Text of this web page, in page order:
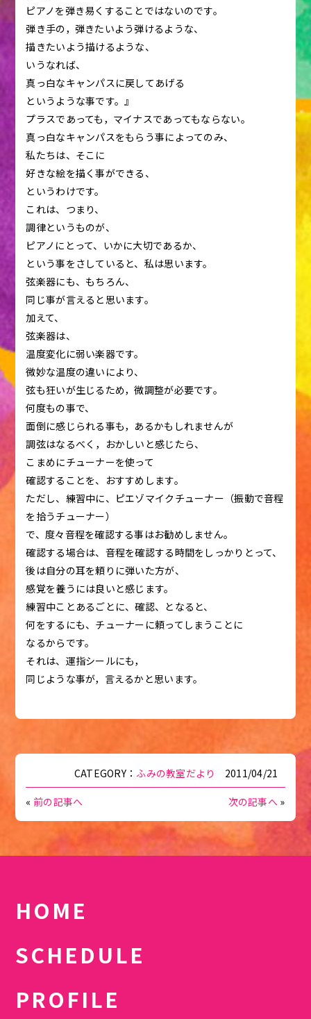
ピアノを弾き易くすることではないのです。
弾き手の，弾きたいよう弾けるような、
描きたいよう描けるような、
いうなれば、
真っ白なキャンパスに戻してあげる
というような事です。』
プラスであっても，マイナスであってもならない。
真っ白なキャンパスをもらう事によってのみ、
私たちは、そこに
好きな絵を描く事ができる、
というわけです。
これは、つまり、
調律というものが、
ピアノにとって、いかに大切であるか、
という事をさしていると、私は思います。
弦楽器にも、もちろん、
同じ事が言えると思います。
加えて、
弦楽器は、
温度変化に弱い楽器です。
微妙な温度の違いにより、
弦も狂いが生じるため，微調整が必要です。
何度もの事で、
面倒に感じられる事も，あるかもしれませんが
調弦はなるべく，おかしいと感じたら、
こまめにチューナーを使って
確認することを、おすすめします。
ただし、練習中に、ピエゾマイクチューナー（振動で音程
を拾うチューナー）
で、度々音程を確認する事はお勧めしません。
確認する場合は、音程を確認する時間をしっかりとって、
後は自分の耳を頼りに弾いた方が、
感覚を養うには良いと感じます。
練習中ことあるごとに、確認、となると、
何をするにも、チューナーに頼ってしまうことに
なるからです。
それは、運指シールにも，
同じような事が，言えるかと思います。
CATEGORY：ふみの教室だより 2011/04/21
« 前の記事へ 次の記事へ »
HOME
SCHEDULE
PROFILE